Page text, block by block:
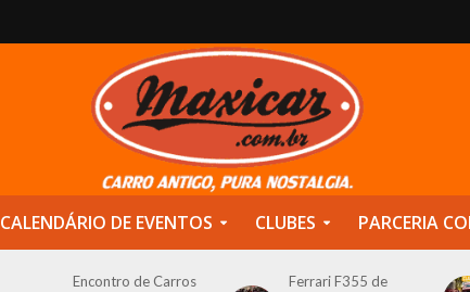
CALENDÁRIO DE EVENTOS CLUBES PARCERIA
Encontro de Carros
Ferrari F355 de